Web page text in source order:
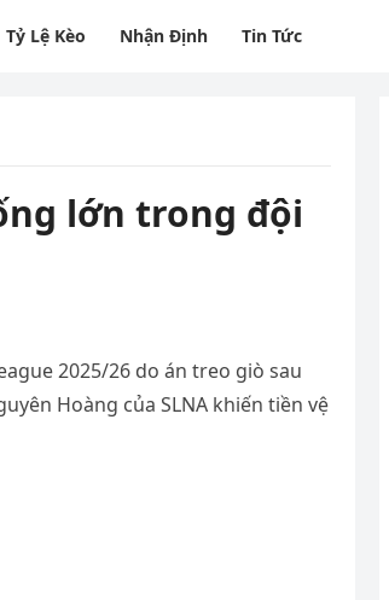
Tỷ Lệ Kèo Nhận Định Tin Tức
lớn trong đội
2025/26 do án treo giò sau
Hoàng của SLNA khiến tiền vệ